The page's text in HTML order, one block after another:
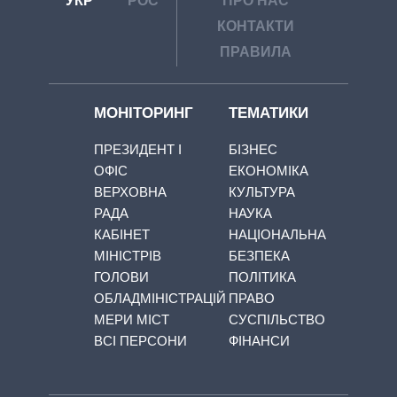
КОНТАКТИ
ПРАВИЛА
МОНІТОРИНГ
ПРЕЗИДЕНТ І
ОФІС
ВЕРХОВНА
РАДА
КАБІНЕТ
МІНІСТРІВ
ГОЛОВИ
ОБЛАДМІНІСТРАЦІЙ
МЕРИ МІСТ
ВСІ ПЕРСОНИ
ТЕМАТИКИ
БІЗНЕС
ЕКОНОМІКА
КУЛЬТУРА
НАУКА
НАЦІОНАЛЬНА
БЕЗПЕКА
ПОЛІТИКА
ПРАВО
СУСПІЛЬСТВО
ФІНАНСИ